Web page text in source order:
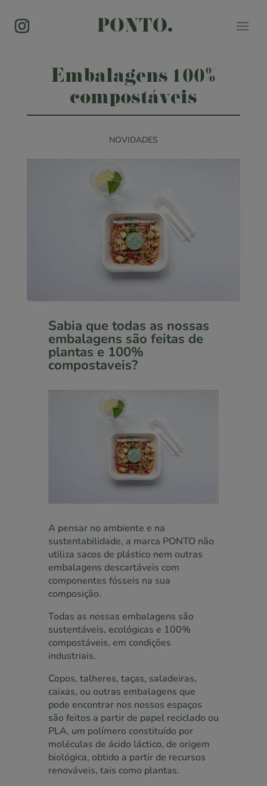
PONTO.
Embalagens 100%
compostáveis
NOVIDADES
Sabia que todas as nossas
embalagens são feitas de
plantas e 100%
compostaveis?
A pensar no ambiente e na
sustentabilidade, a marca PONTO não
utiliza sacos de plástico nem outras
embalagens descartáveis com
componentes fósseis na sua
composição.
Todas as nossas embalagens são
sustentáveis, ecológicas e 100%
compostáveis, em condições
industriais.
Copos, talheres, taças, saladeiras,
caixas, ou outras embalagens que
pode encontrar nos nossos espaços
são feitos a partir de papel reciclado ou
PLA, um polímero constituído por
moléculas de ácido láctico, de origem
biológica, obtido a partir de recursos
renováveis, tais como plantas.